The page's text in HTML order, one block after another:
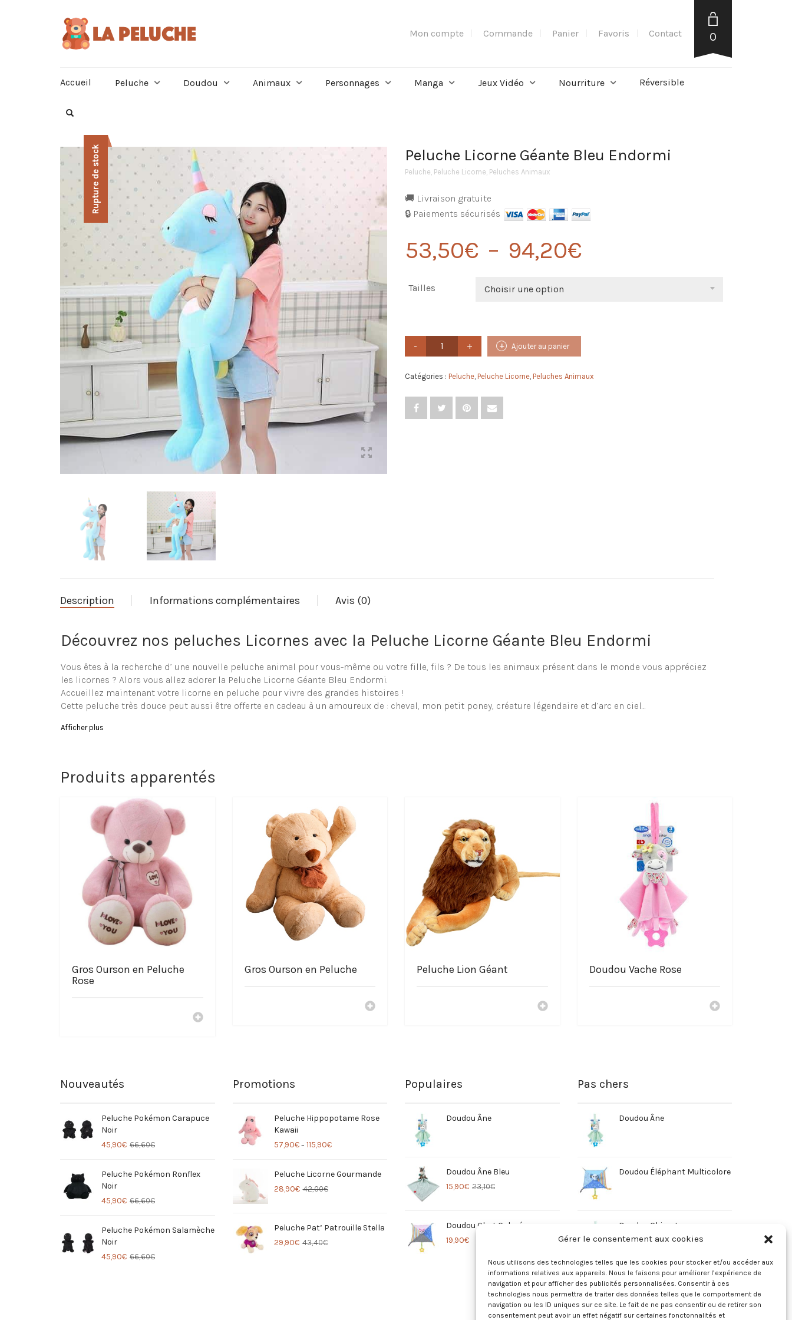
Gérer le consentement aux cookies
Nous utilisons des technologies telles que les cookies pour stocker et/ou accéder aux
informations relatives aux appareils. Nous le faisons pour améliorer l’expérience de
navigation et pour afficher des publicités personnalisées. Consentir à ces
technologies nous permettra de traiter des données telles que le comportement de
navigation ou les ID uniques sur ce site. Le fait de ne pas consentir ou de retirer son
consentement peut avoir un effet négatif sur certaines fonctonnalités et
Mon compte Commande Panier Favoris Contact 0
Accueil Peluche Doudou Animaux Personnages Manga Jeux Vidéo Nourriture Réversible
Rupture de stock Peluche Licorne Géante Bleu Endormi
Peluche Peluche Licorne Peluches Animaux
🚚 Livraison gratuite
🔒 Paiements sécurisés
53,50€ – 94,20€
Tailles Choisir une option
Licorne
Géante
Endormi
Ajouter au panier
Catégories : Peluche Peluche Licorne Peluches Animaux
Description Informations complémentaires Avis (0)
Découvrez nos peluches Licornes avec la Peluche Licorne Géante Bleu Endormi
Vous êtes à la recherche d’ une nouvelle peluche animal pour vous-même ou votre fille, fils ? De tous les animaux présent dans le monde vous appréciez
les licornes ? Alors vous allez adorer la Peluche Licorne Géante Bleu Endormi.
Accueillez maintenant votre licorne en peluche pour vivre des grandes histoires !
Cette peluche très douce peut aussi être offerte en cadeau à un amoureux de : cheval, mon petit poney, créature légendaire et d’arc en ciel…
Caractéristique de la Peluche Licorne Géante Bleu Endormi
Composition de la peluche : coton
Lavage à la main préférable
Choisir la Boutique La Peluche
Service après-vente Français
Livraison offerte
Paiement sécurisé à 100%
Des peluches licornes pas chers
Nos peluches sont fabriquées avec amour
Afficher plus
Produits apparentés
Gros Ourson en Peluche
Rose
Gros Ourson en Peluche Peluche Lion Géant Doudou Vache Rose
Nouveautés
Peluche Pokémon Carapuce
Noir
66,60€
45,90€
Peluche Pokémon Ronflex
Noir
66,60€
45,90€
Peluche Pokémon Salamèche
Noir
66,60€
45,90€
Promotions
Peluche Hippopotame Rose
Kawaii
57,90€– 115,90€
Peluche Licorne Gourmande
42,00€
28,90€
Peluche Pat’ Patrouille Stella
43,40€
29,90€
Populaires
Doudou Âne
Doudou Âne Bleu
23,10€
15,90€
Doudou Chat Coloré
19,90€
Pas chers
Doudou Âne
Doudou Éléphant Multicolore
Doudou Chien Jaune